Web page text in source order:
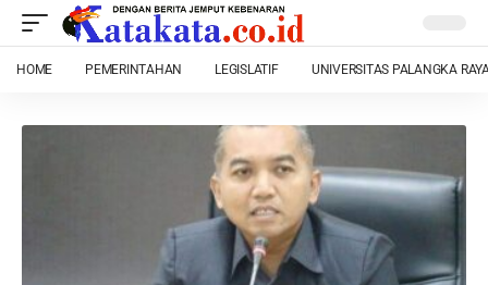
HOME PEMERINTAHAN LEGISLATIF UNIVERSITAS PALANGKA